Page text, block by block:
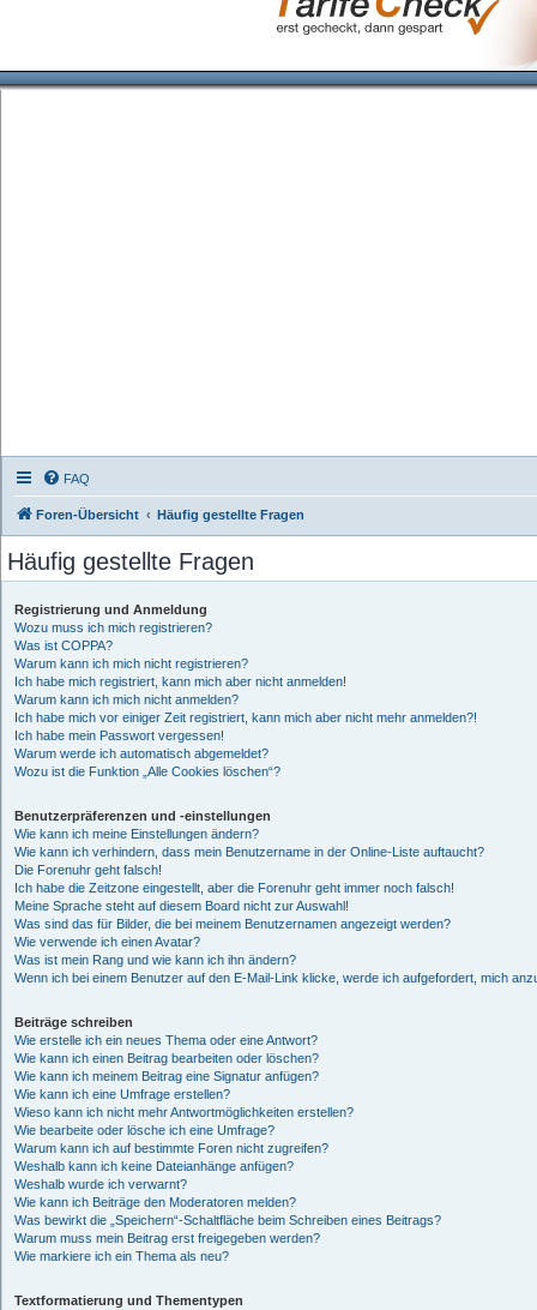
FAQ
Foren-Übersicht Häufig gestellte Fragen
Häufig gestellte Fragen
Registrierung und Anmeldung
Wozu muss ich mich registrieren?
Was ist COPPA?
Warum kann ich mich nicht registrieren?
Ich habe mich registriert, kann mich aber nicht anmelden!
Warum kann ich mich nicht anmelden?
Ich habe mich vor einiger Zeit registriert, kann mich aber nicht mehr anmelden?!
Ich habe mein Passwort vergessen!
Warum werde ich automatisch abgemeldet?
Wozu ist die Funktion „Alle Cookies löschen“?
Benutzerpräferenzen und -einstellungen
Wie kann ich meine Einstellungen ändern?
Wie kann ich verhindern, dass mein Benutzername in der Online-Liste auftaucht?
Die Forenuhr geht falsch!
Ich habe die Zeitzone eingestellt, aber die Forenuhr geht immer noch falsch!
Meine Sprache steht auf diesem Board nicht zur Auswahl!
Was sind das für Bilder, die bei meinem Benutzernamen angezeigt werden?
Wie verwende ich einen Avatar?
Was ist mein Rang und wie kann ich ihn ändern?
Wenn ich bei einem Benutzer auf den E-Mail-Link klicke, werde ich aufgefordert, mich
Beiträge schreiben
Wie erstelle ich ein neues Thema oder eine Antwort?
Wie kann ich einen Beitrag bearbeiten oder löschen?
Wie kann ich meinem Beitrag eine Signatur anfügen?
Wie kann ich eine Umfrage erstellen?
Wieso kann ich nicht mehr Antwortmöglichkeiten erstellen?
Wie bearbeite oder lösche ich eine Umfrage?
Warum kann ich auf bestimmte Foren nicht zugreifen?
Weshalb kann ich keine Dateianhänge anfügen?
Weshalb wurde ich verwarnt?
Wie kann ich Beiträge den Moderatoren melden?
Was bewirkt die „Speichern“-Schaltfläche beim Schreiben eines Beitrags?
Warum muss mein Beitrag erst freigegeben werden?
Wie markiere ich ein Thema als neu?
Textformatierung und Thementypen